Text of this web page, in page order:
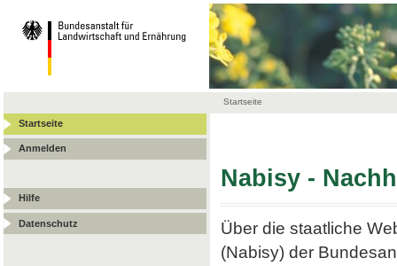
Startseite
Startseite
Anmelden
Hilfe
Datenschutz
Nabisy -
Über die staatliche
(Nabisy) der